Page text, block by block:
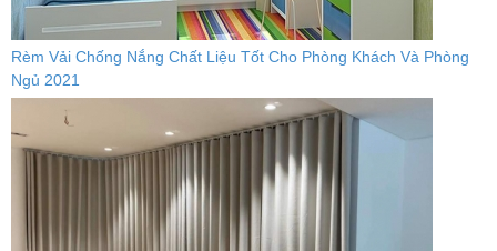
Rèm Vải Chống Nắng Chất Liệu Tốt Cho Phòng Khách Và Phòng
Ngủ 2021